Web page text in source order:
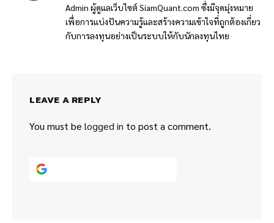
Admin ผู้ดูแลเว็บไซต์ SiamQuant.com ซึ่งมีจุดมุ่งหมาย
เพื่อการแบ่งปันความรู้และสร้างความเข้าใจที่ถูกต้องเกี่ยว
กับการลงทุนอย่างเป็นระบบให้กับนักลงทุนไทย
LEAVE A REPLY
You must be logged in to post a comment.